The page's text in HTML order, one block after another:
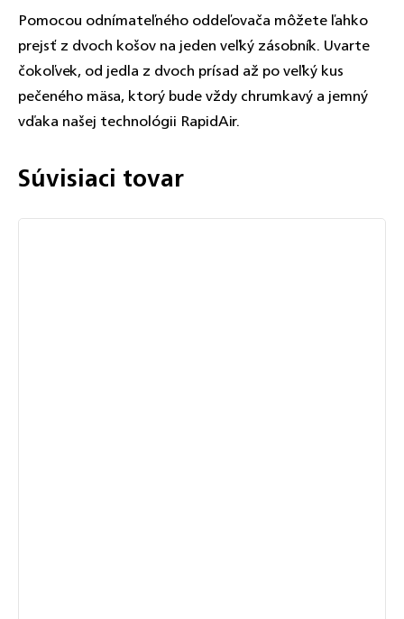
Pomocou odnímateľného oddeľovača môžete ľahko
prejsť z dvoch košov na jeden veľký zásobník. Uvarte
čokoľvek, od jedla z dvoch prísad až po veľký kus
pečeného mäsa, ktorý bude vždy chrumkavý a jemný
vďaka našej technológii RapidAir.
Súvisiaci tovar